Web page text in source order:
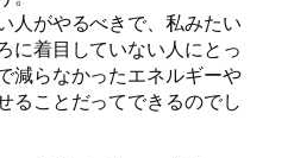
人がやるべきで、私みたい
に着目していない人にとっ
減らなかったエネルギーや
ることだってできるのでし